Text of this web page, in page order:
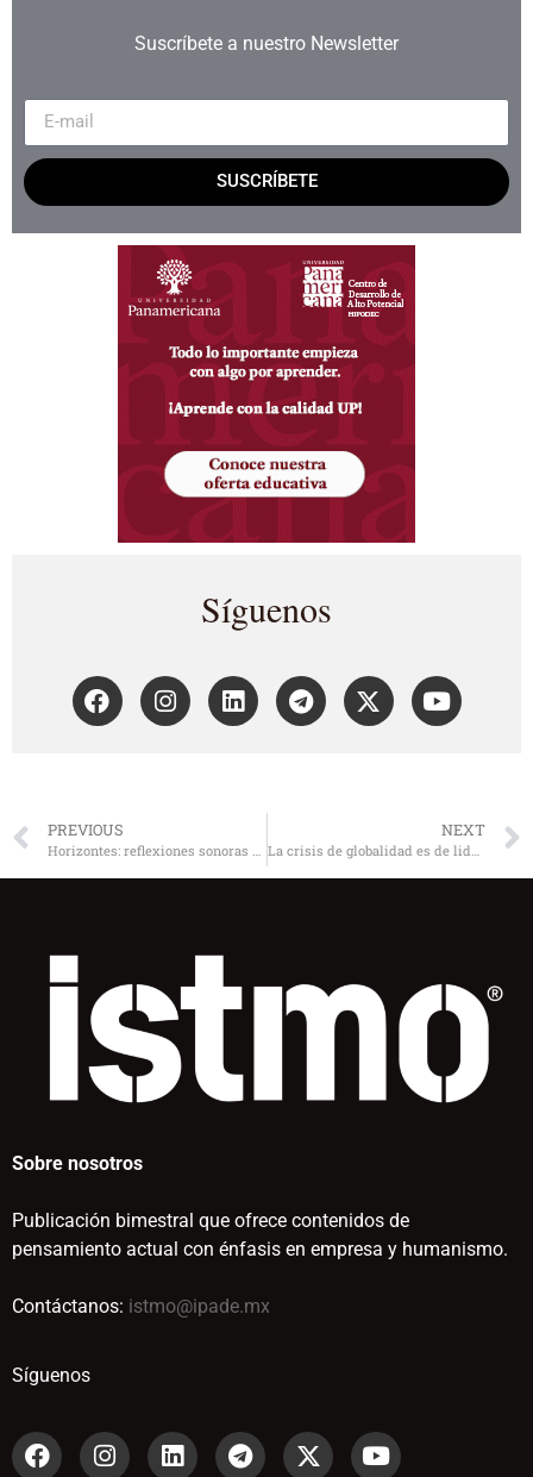
Suscríbete a nuestro Newsletter
SUSCRÍBETE
Síguenos
PREVIOUS
Horizontes: reflexiones sonoras hacia la virtud. El regalo de Zyman
NEXT
La crisis de globalidad es de liderazgo
Sobre nosotros
Publicación bimestral que ofrece contenidos de
pensamiento actual con énfasis en empresa y humanismo.
Contáctanos: istmo@ipade.mx
Síguenos